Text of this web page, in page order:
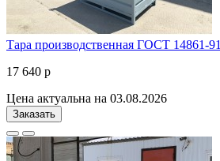
Тара производственная ГОСТ 14861-91
17 640 р
Цена актуальна на 03.08.2026
Заказать